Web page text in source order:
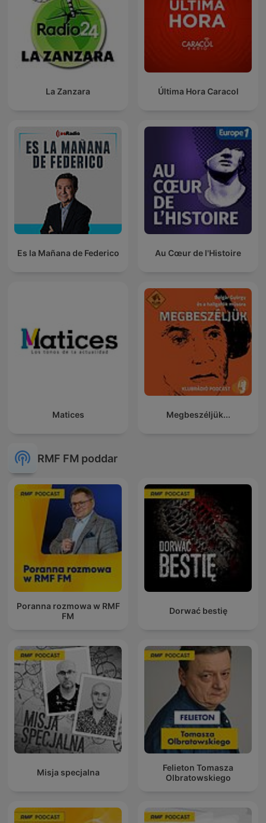
La Zanzara Última Hora Caracol
Es la Mañana de Federico Au Cœur de l'Histoire
Matices Megbeszéljük...
RMF FM poddar
Poranna rozmowa w RMF
FM
Dorwać bestię
Misja specjalna
Felieton Tomasza
Olbratowskiego